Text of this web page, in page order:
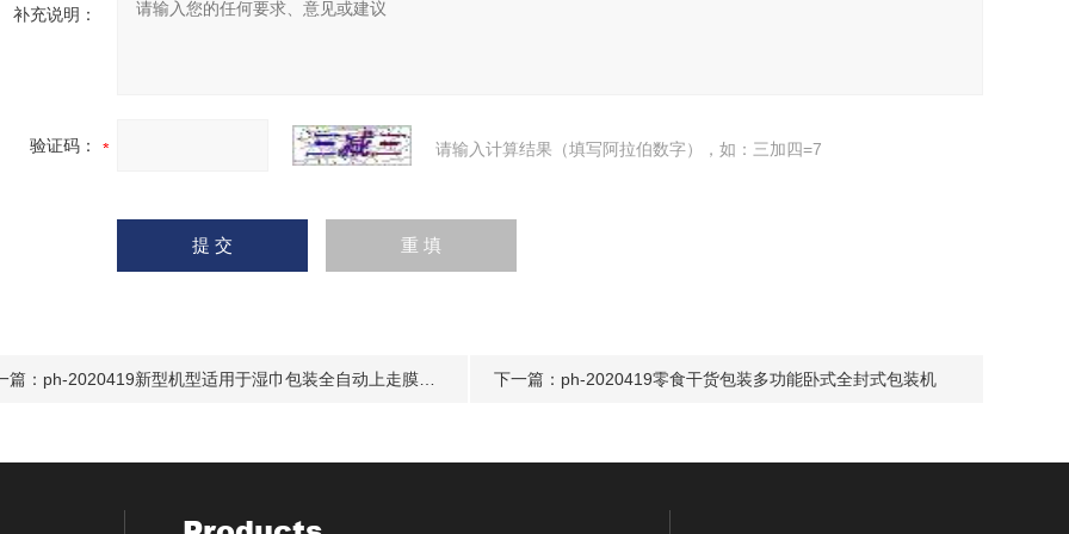
补充说明：
验证码： 请输入计算结果（填写阿拉伯数字），如：三加四=7
篇： ph-2020419新型机型适用于湿巾包装全自动上走膜包装机 下一篇： ph-2020419零食干货包装多功能卧式全封式包装机